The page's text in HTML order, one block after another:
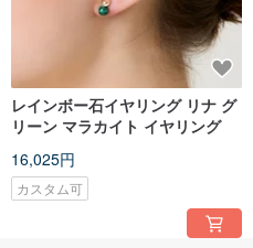
レインボー石イヤリング リナ グ
リーン マラカイト イヤリング
16,025円
カスタム可